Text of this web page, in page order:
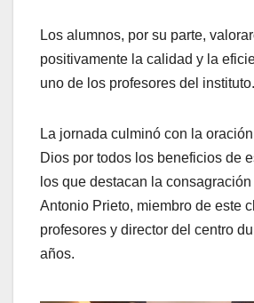
Los alumnos, por su parte,
positivamente la calidad y la
uno de los profesores del instituto.
La jornada culminó con la
Dios por todos los beneficios de
los que destacan la
Antonio Prieto, miembro de este
profesores y director del centro
años.